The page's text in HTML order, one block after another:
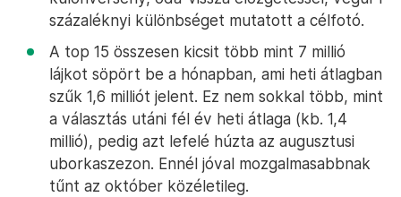
százaléknyi különbséget mutatott a célfotó.
A top 15 összesen kicsit több mint 7 millió
lájkot söpört be a hónapban, ami heti átlagban
szűk 1,6 milliót jelent. Ez nem sokkal több, mint
a választás utáni fél év heti átlaga (kb. 1,4
millió), pedig azt lefelé húzta az augusztusi
uborkaszezon. Ennél jóval mozgalmasabbnak
tűnt az október közéletileg.